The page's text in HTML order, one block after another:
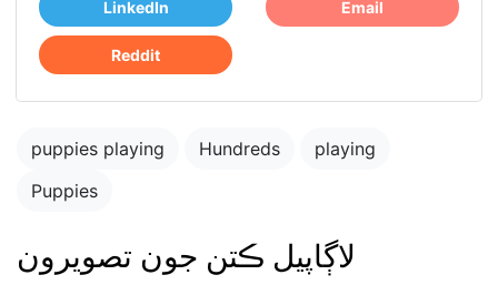
LinkedIn Email
Reddit
puppies playing Hundreds
playing
Puppies
لاڳاپيل ڪتن جون تصويرون
cattledog and
german shepard
puppy in the park